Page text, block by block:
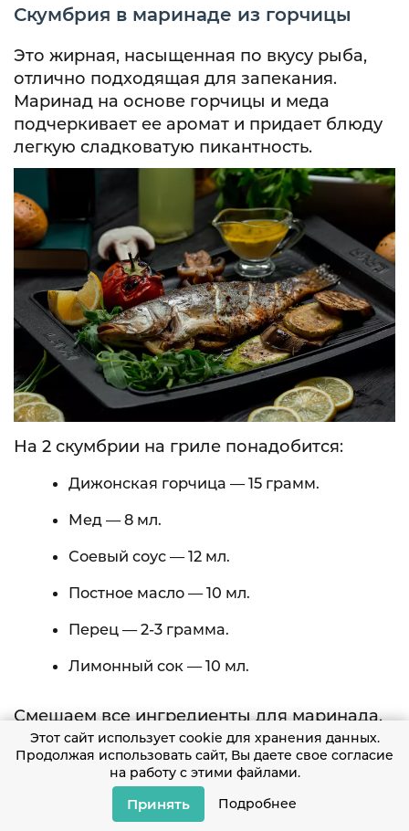
Скумбрия в маринаде из горчицы
Это жирная, насыщенная по вкусу рыба,
отлично подходящая для запекания.
Маринад на основе горчицы и меда
подчеркивает ее аромат и придает блюду
легкую сладковатую пикантность.
На 2 скумбрии на гриле понадобится:
Дижонская горчица — 15 грамм.
Мед — 8 мл.
Соевый соус — 12 мл.
Постное масло — 10 мл.
Перец — 2-3 грамма.
Лимонный сок — 10 мл.
Смешаем все ингредиенты для маринада.
Рыбу промоем, обсушим и обмажем
снаружи и внутри. Оставим на 30 минут в
холодильнике. Разогреем гриль, будем
жарить скумбрию 6–7 минут до появления
Этот сайт использует cookie для хранения данных.
Продолжая использовать сайт, Вы даете свое согласие
на работу с этими файлами.
Принять Подробнее